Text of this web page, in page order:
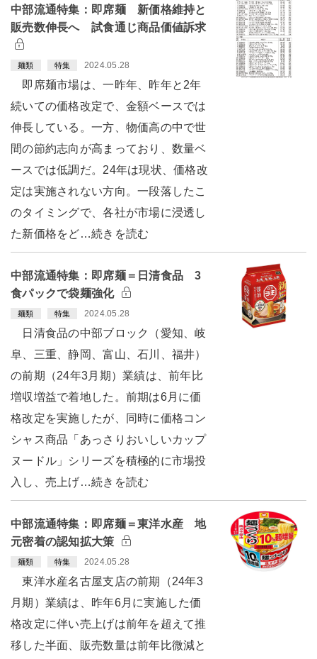
中部流通特集：即席麺 新価格維持と
販売数伸長へ 試食通じ商品価値訴求
麺類 特集 2024.05.28
即席麺市場は、一昨年、昨年と2年
続いての価格改定で、金額ベースでは
伸長している。一方、物価高の中で世
間の節約志向が高まっており、数量ベ
ースでは低調だ。24年は現状、価格改
定は実施されない方向。一段落したこ
のタイミングで、各社が市場に浸透し
た新価格をど…続きを読む
中部流通特集：即席麺＝日清食品 3
食パックで袋麺強化
麺類 特集 2024.05.28
日清食品の中部ブロック（愛知、岐
阜、三重、静岡、富山、石川、福井）
の前期（24年3月期）業績は、前年比
増収増益で着地した。前期は6月に価
格改定を実施したが、同時に価格コン
シャス商品「あっさりおいしいカップ
ヌードル」シリーズを積極的に市場投
入し、売上げ…続きを読む
中部流通特集：即席麺＝東洋水産 地
元密着の認知拡大策
麺類 特集 2024.05.28
東洋水産名古屋支店の前期（24年3
月期）業績は、昨年6月に実施した価
格改定に伴い売上げは前年を超えて推
移した半面、販売数量は前年比微減と